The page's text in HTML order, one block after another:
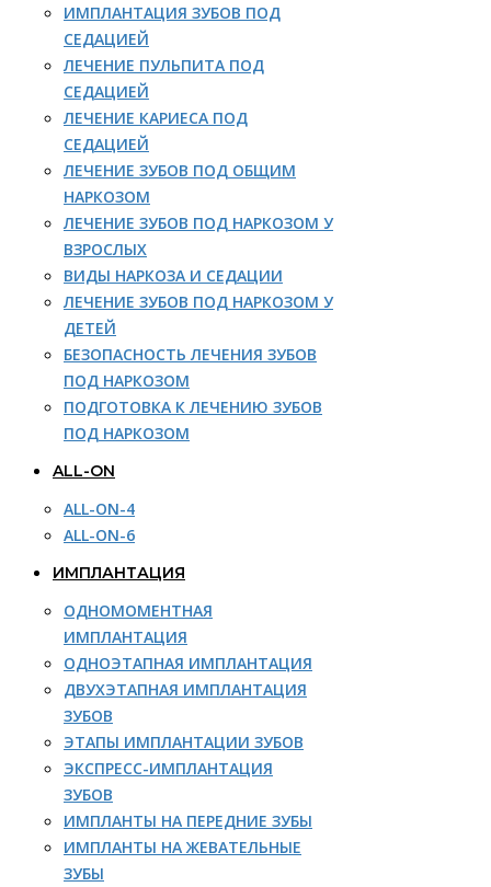
ИМПЛАНТАЦИЯ ЗУБОВ ПОД
СЕДАЦИЕЙ
ЛЕЧЕНИЕ ПУЛЬПИТА ПОД
СЕДАЦИЕЙ
ЛЕЧЕНИЕ КАРИЕСА ПОД
СЕДАЦИЕЙ
ЛЕЧЕНИЕ ЗУБОВ ПОД ОБЩИМ
НАРКОЗОМ
ЛЕЧЕНИЕ ЗУБОВ ПОД НАРКОЗОМ У
ВЗРОСЛЫХ
ВИДЫ НАРКОЗА И СЕДАЦИИ
ЛЕЧЕНИЕ ЗУБОВ ПОД НАРКОЗОМ У
ДЕТЕЙ
БЕЗОПАСНОСТЬ ЛЕЧЕНИЯ ЗУБОВ
ПОД НАРКОЗОМ
ПОДГОТОВКА К ЛЕЧЕНИЮ ЗУБОВ
ПОД НАРКОЗОМ
ALL-ON
ALL-ON-4
ALL-ON-6
ИМПЛАНТАЦИЯ
ОДНОМОМЕНТНАЯ
ИМПЛАНТАЦИЯ
ОДНОЭТАПНАЯ ИМПЛАНТАЦИЯ
ДВУХЭТАПНАЯ ИМПЛАНТАЦИЯ
ЗУБОВ
ЭТАПЫ ИМПЛАНТАЦИИ ЗУБОВ
ЭКСПРЕСС-ИМПЛАНТАЦИЯ
ЗУБОВ
ИМПЛАНТЫ НА ПЕРЕДНИЕ ЗУБЫ
ИМПЛАНТЫ НА ЖЕВАТЕЛЬНЫЕ
ЗУБЫ